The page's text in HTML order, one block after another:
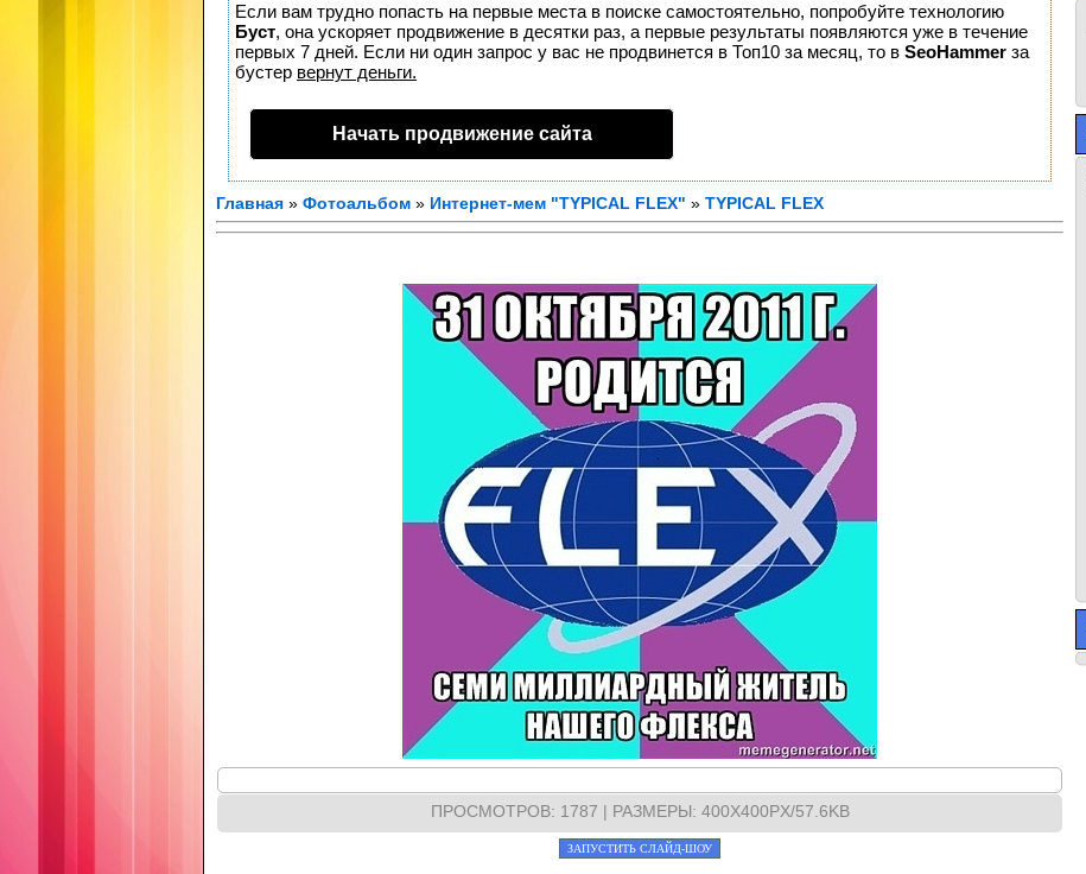
Если вам трудно попасть на первые места в поиске самостоятельно, попробуйте технологию
Буст, она ускоряет продвижение в десятки раз, а первые результаты появляются уже в течение
первых 7 дней. Если ни один запрос у вас не продвинется в Топ10 за месяц, то в SeoHammer за
бустер вернут деньги.
Начать продвижение сайта
Главная » Фотоальбом » Интернет-мем "TYPICAL FLEX" » TYPICAL FLEX
ПРОСМОТРОВ: 1787 | РАЗМЕРЫ: 400X400PX/57.6KB